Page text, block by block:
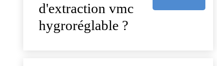
d'extraction vmc
hygroréglable ?